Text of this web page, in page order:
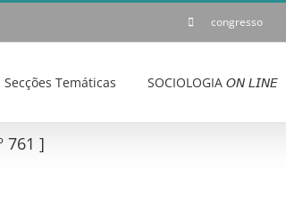
congresso
Secções Temáticas SOCIOLOGIA 𝘖𝘕 𝘓𝘐𝘕𝘌
761 ]